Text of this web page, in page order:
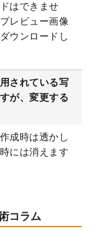
シデザインテンプ
スクラブのチラ
ンテンプレートを
のデザインテンプ
ンテンプレート
ートをダウンロ
ザインテンプレー
はできませ
レビュー画像
ウンロードし
されている写
が、変更する
成時は透かし
には消えます
コラム